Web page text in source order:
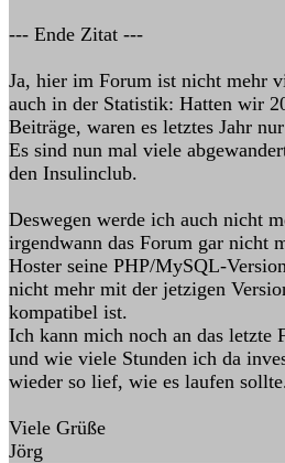
--- Ende Zitat ---
Ja, hier im Forum ist nicht mehr
auch in der Statistik: Hatten wir
Beiträge, waren es letztes Jahr
Es sind nun mal viele
den Insulinclub.
Deswegen werde ich auch nicht
irgendwann das Forum gar nicht
Hoster seine PHP/MySQL-
nicht mehr mit der jetzigen
kompatibel ist.
Ich kann mich noch an das letzte
und wie viele Stunden ich da
wieder so lief, wie es laufen
Viele Grüße
Jörg